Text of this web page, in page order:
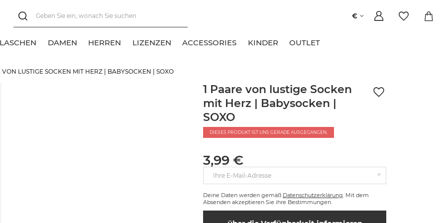
€
DAMEN HERREN LIZENZEN ACCESSORIES KINDER OUTLET
VON LUSTIGE SOCKEN MIT HERZ | BABYSOCKEN | SOXO
1 Paare von lustige Socken
mit Herz | Babysocken |
SOXO
DIESES PRODUKT IST UNS GERADE AUSGEGANGEN.
3,99 €
Ihre E-Mail-Adresse
Deine Daten werden gemäß Datenschutzerklärung. Mit dem
Absenden akzeptieren Sie ihre Bestimmungen.